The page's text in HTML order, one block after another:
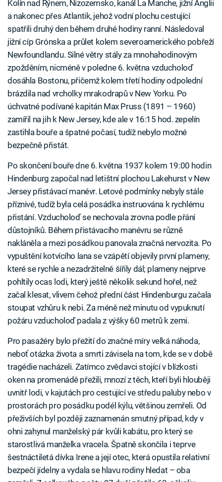
Kolín nad Rýnem, Nizozemsko, kanál La Manche, jižní Anglii
a nakonec přes Atlantik, jehož vodní plochu cestující
spatřili druhý den během druhé hodiny ranní. Následoval
jižní cíp Grónska a průlet kolem severoamerického pobřeží
Newfoundlandu. Silné větry stály za mnohahodinovým
zpožděním, nicméně v poledne 6. května vzducholoď
dosáhla Bostonu, přičemž kolem třetí hodiny odpolední
brázdila nad vrcholky mrakodrapů v New Yorku. Po
úchvatné podívané kapitán Max Pruss (1891 – 1960)
zamířil na jih k New Jersey, kde ale v 16:15 hod. zepelín
zastihla bouře a špatné počasí, tudíž nebylo možné
bezpečně přistát.
Po skončení bouře dne 6. května 1937 kolem 19:00 hodin
Hindenburg započal nad letištní plochou Lakehurst v New
Jersey přistávací manévr. Letové podmínky nebyly stále
příznivé, tudíž byla celá posádka instruována k rychlému
přistání. Vzducholoď se nechovala zrovna podle přání
důstojníků. Během přistávacího manévru se různě
nakláněla a mezi posádkou panovala značná nervozita. Po
vypuštění kotvícího lana se vzápětí objevily první plameny,
které se rychle a nezadržitelně šířily dál; plameny nejprve
pohltily ocas lodi, který ještě několik sekund hořel, než
začal klesat, vlivem čehož přední část Hindenburgu začala
stoupat vzhůru k nebi. Za méně než minutu od vypuknutí
požáru vzducholoď padala z výšky 60 metrů k zemi.
Pro pasažéry bylo přežití do značné míry velká náhoda,
neboť otázka života a smrti závisela na tom, kde se v době
tragédie nacházeli. Zatímco zvědavci stojící v blízkosti
oken na promenádě přežili, mnozí z těch, kteří byli hlouběji
uvnitř lodi, v kajutách pro cestující ve středu paluby nebo v
prostorách pro posádku podél kýlu, většinou zemřeli. Od
přeživších byl později zaznamenán smutný případ, kdy v
ohni zahynul manželský pár kvůli kabátu, pro který se
starostlivá manželka vracela. Špatně skončila i teprve
šestnáctiletá dívka Irene a její otec, která opustila relativní
bezpečí jídelny a vydala se hlavu rodiny hledat – oba